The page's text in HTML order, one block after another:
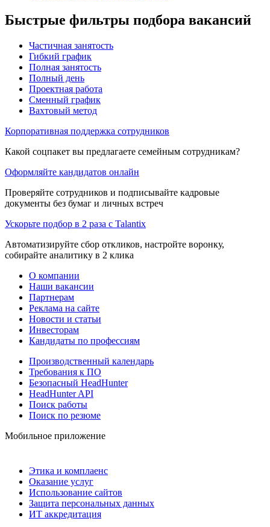
Быстрые фильтры подбора вакансий
Частичная занятость
Гибкий график
Полная занятость
Полный день
Проектная работа
Сменный график
Вахтовый метод
Корпоративная поддержка сотрудников
Какой соцпакет вы предлагаете семейным сотрудникам?
Оформляйте кандидатов онлайн
Проверяйте сотрудников и подписывайте кадровые
документы без бумаг и личных встреч
Ускорьте подбор в 2 раза с Talantix
Автоматизируйте сбор откликов, настройте воронку,
собирайте аналитику в 2 клика
О компании
Наши вакансии
Партнерам
Реклама на сайте
Новости и статьи
Инвесторам
Кандидаты по профессиям
Производственный календарь
Требования к ПО
Безопасный HeadHunter
HeadHunter API
Поиск работы
Поиск по резюме
Мобильное приложение
Этика и комплаенс
Оказание услуг
Использование сайтов
Защита персональных данных
ИТ аккредитация